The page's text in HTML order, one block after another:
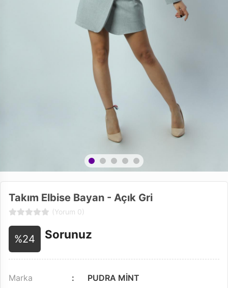
Takım Elbise Bayan - Açık Gri
(Yorum 0)
%24 Sorunuz
Marka
PUDRA MİNT